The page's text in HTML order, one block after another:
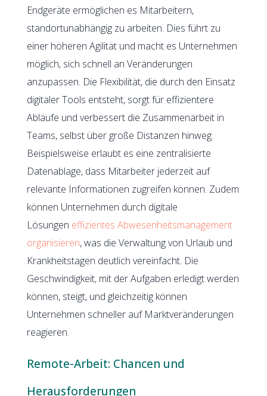
Endgeräte ermöglichen es Mitarbeitern,
standortunabhängig zu arbeiten. Dies führt zu
einer höheren Agilität und macht es Unternehmen
möglich, sich schnell an Veränderungen
anzupassen. Die Flexibilität, die durch den Einsatz
digitaler Tools entsteht, sorgt für effizientere
Abläufe und verbessert die Zusammenarbeit in
Teams, selbst über große Distanzen hinweg.
Beispielsweise erlaubt es eine zentralisierte
Datenablage, dass Mitarbeiter jederzeit auf
relevante Informationen zugreifen können. Zudem
können Unternehmen durch digitale
Lösungen effizientes Abwesenheitsmanagement
organisieren, was die Verwaltung von Urlaub und
Krankheitstagen deutlich vereinfacht. Die
Geschwindigkeit, mit der Aufgaben erledigt werden
können, steigt, und gleichzeitig können
Unternehmen schneller auf Marktveränderungen
reagieren.
Remote-Arbeit: Chancen und
Herausforderungen